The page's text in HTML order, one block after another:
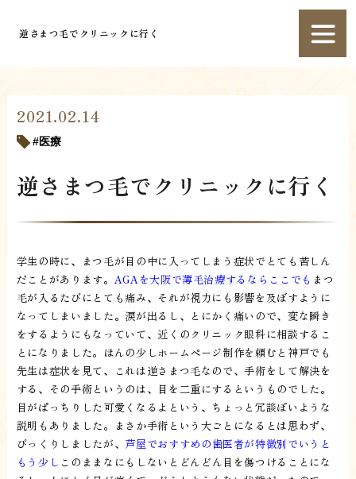
逆さまつ毛でクリニックに行く
2021.02.14
医療
逆さまつ毛でクリニックに行く
学生の時に、まつ毛が目の中に入ってしまう症状でとても苦しん
だことがあります。 AGAを大阪で薄毛治療するならここでも まつ
毛が入るたびにとても痛み、それが視力にも影響を及ぼすように
なってしまいました。涙が出るし、とにかく痛いので、変な瞬き
をするようにもなっていて、近くのクリニック眼科に相談するこ
とになりました。ほんの少しホームページ制作を頼むと神戸でも
先生は症状を見て、これは逆さまつ毛なので、手術をして解決を
する、その手術というのは、目を二重にするというものでした。
目がぱっちりした可愛くなるよという、ちょっと冗談ぽいような
説明もありました。まさか手術という大ごとになるとは思わず、
びっくりしましたが、 芦屋でおすすめの歯医者が特徴別でいうと
もう少し このままなにもしないとどんどん目を傷つけることにな